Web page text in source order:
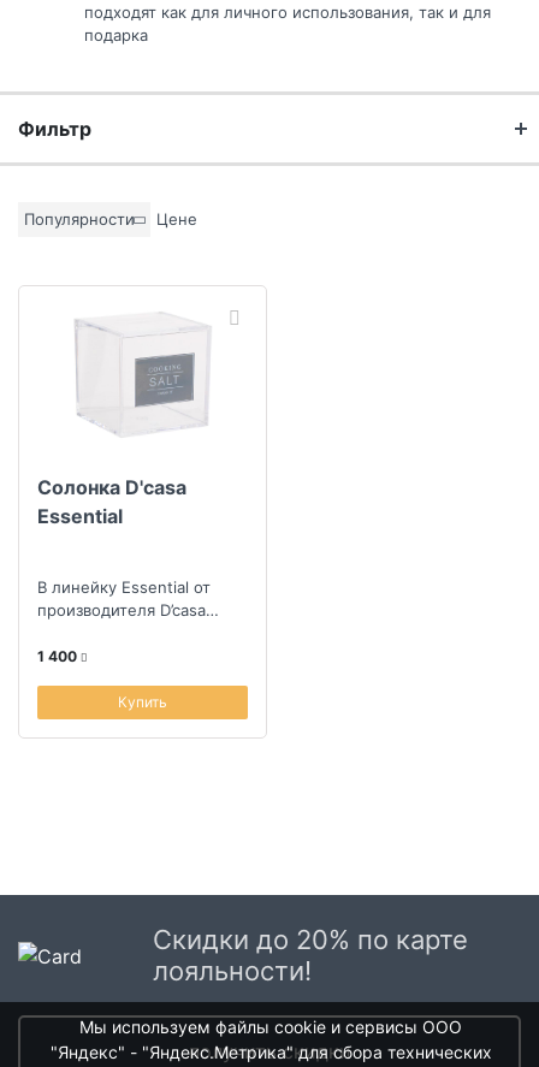
подходят как для личного использования, так и для
подарка
Фильтр
Популярности Цене
Солонка D'casa
Essential
В линейку Essential от
производителя D’casa
надежные кухонные
1 400
Купить
Скидки до 20% по карте
лояльности!
получить скидки
Мы используем файлы cookie и сервисы ООО
"Яндекс" - "Яндекс.Метрика" для сбора технических